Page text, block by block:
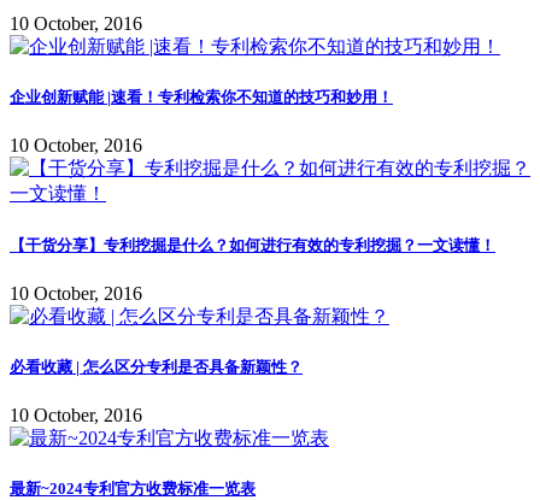
10 October, 2016
企业创新赋能 |速看！专利检索你不知道的技巧和妙用！
10 October, 2016
【干货分享】专利挖掘是什么？如何进行有效的专利挖掘？一文读懂！
10 October, 2016
必看收藏 | 怎么区分专利是否具备新颖性？
10 October, 2016
最新~2024专利官方收费标准一览表